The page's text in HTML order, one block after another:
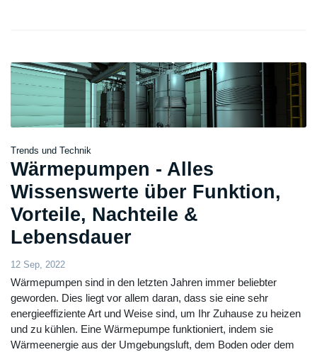
Trends und Technik
Wärmepumpen - Alles
Wissenswerte über Funktion,
Vorteile, Nachteile &
Lebensdauer
12 Sep, 2022
Wärmepumpen sind in den letzten Jahren immer beliebter
geworden. Dies liegt vor allem daran, dass sie eine sehr
energieeffiziente Art und Weise sind, um Ihr Zuhause zu heizen
und zu kühlen. Eine Wärmepumpe funktioniert, indem sie
Wärmeenergie aus der Umgebungsluft, dem Boden oder dem